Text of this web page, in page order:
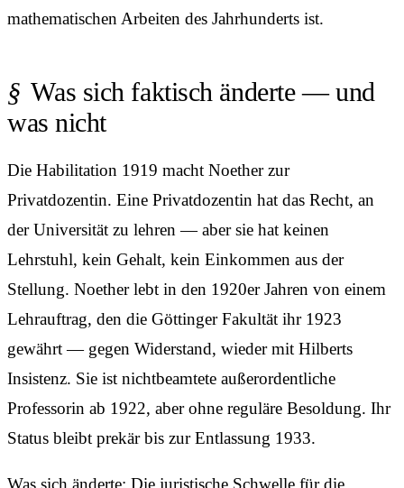
mathematischen Arbeiten des Jahrhunderts ist.
Was sich faktisch änderte — und
was nicht
Die Habilitation 1919 macht Noether zur
Privatdozentin. Eine Privatdozentin hat das Recht, an
der Universität zu lehren — aber sie hat keinen
Lehrstuhl, kein Gehalt, kein Einkommen aus der
Stellung. Noether lebt in den 1920er Jahren von einem
Lehrauftrag, den die Göttinger Fakultät ihr 1923
gewährt — gegen Widerstand, wieder mit Hilberts
Insistenz. Sie ist nicht­beamtete außerordentliche
Professorin ab 1922, aber ohne reguläre Besoldung. Ihr
Status bleibt prekär bis zur Entlassung 1933.
Was sich änderte: Die juristische Schwelle für die